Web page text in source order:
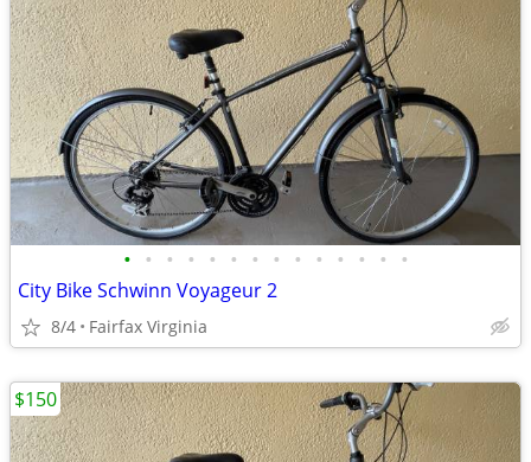
• • • • • • • • • • • • • •
City Bike Schwinn Voyageur 2
8/4 Fairfax Virginia
$150